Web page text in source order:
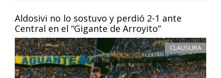
Aldosivi no lo sostuvo y perdió 2-1 ante
Central en el “Gigante de Arroyito”
CLAUSURA